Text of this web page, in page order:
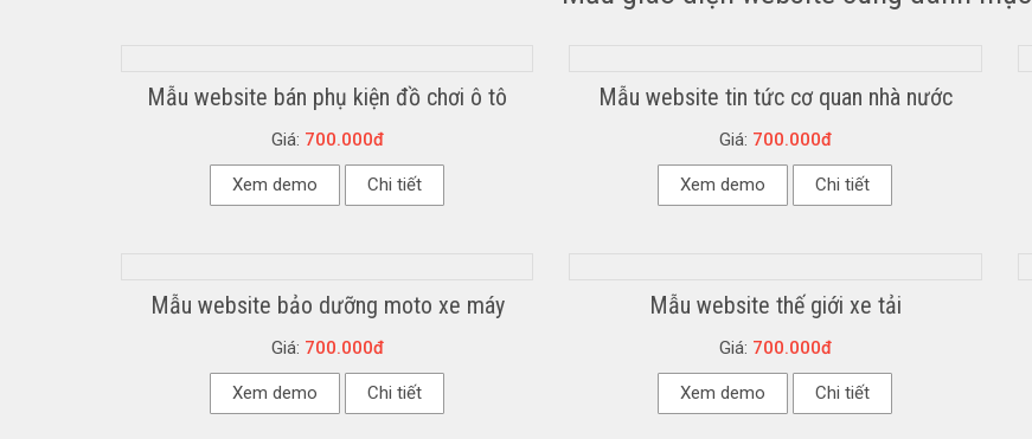
Mẫu website bán phụ kiện đồ chơi ô tô
Giá: 700.000đ
Xem demo Chi tiết
Mẫu website tin tức cơ quan nhà nước
Giá: 700.000đ
Xem demo Chi tiết
Mẫu website bảo dưỡng moto xe máy
Giá: 700.000đ
Xem demo Chi tiết
Mẫu website thế giới xe tải
Giá: 700.000đ
Xem demo Chi tiết